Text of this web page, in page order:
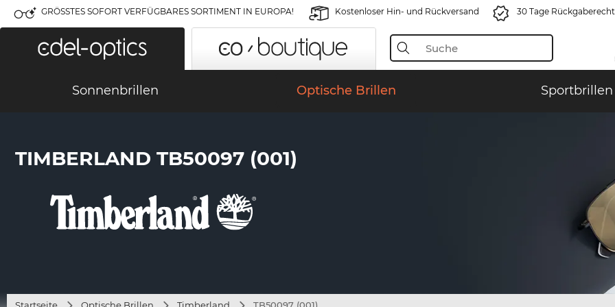
GRÖSSTES SOFORT VERFÜGBARES SORTIMENT IN EUROPA! Kostenloser Hin- und Rückversand 30 Tage Rückgaberecht
Sonnenbrillen Optische Brillen Sportbrillen
TIMBERLAND TB50097 (001)